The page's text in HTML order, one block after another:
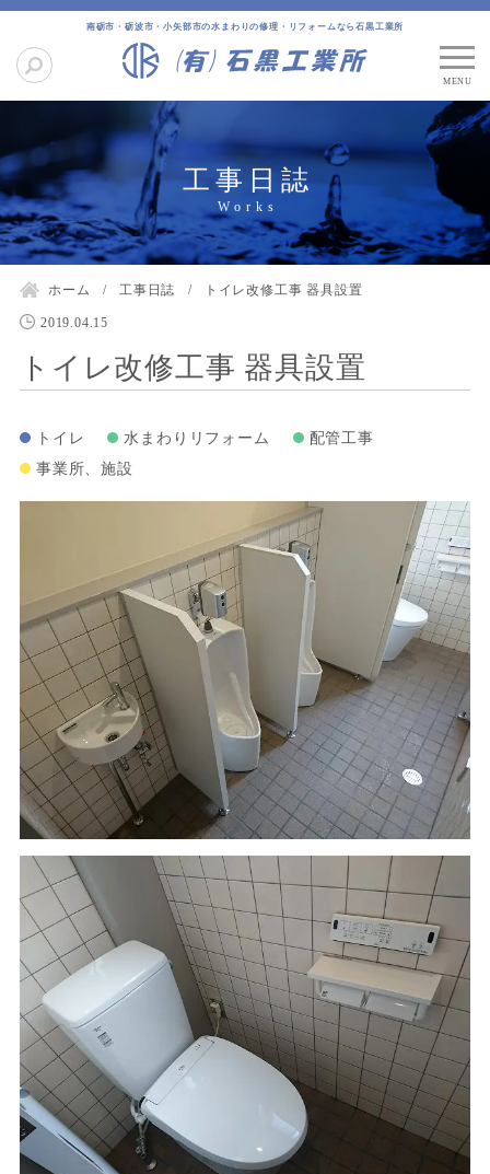
南砺市・砺波市・小矢部市の水まわりの修理・リフォームなら石黒工業所
工事日誌
ホーム 工事日誌 トイレ改修工事 器具設置
2019.04.15
トイレ改修工事 器具設置
トイレ 水まわりリフォーム
配管工事
事業所、施設